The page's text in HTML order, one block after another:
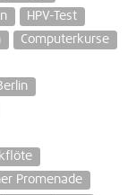
HPV-Test
Computerkurse
Promenade